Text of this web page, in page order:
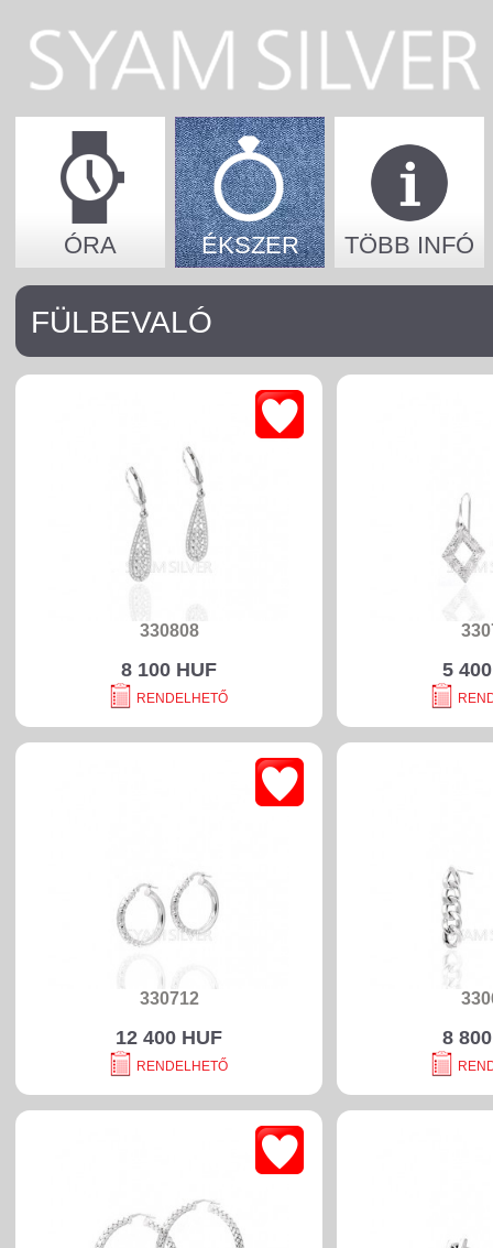
ÓRA ÉKSZER TÖBB INFÓ
FÜLBEVALÓ
330808
8 100 HUF
RENDELHETŐ
5
330712
12 400 HUF
RENDELHETŐ
8